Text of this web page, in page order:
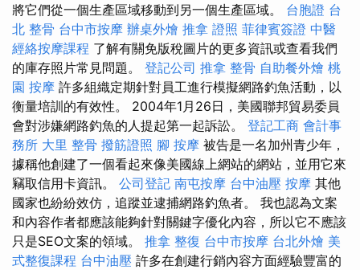
將它們從一個生產區域移動到另一個生產區域。 台胞證 台
北 整骨 台中市按摩 辦桌外燴 推拿 證照 菲律賓簽證 中醫
經絡按摩課程 了解有關免版稅圖片的更多資訊或查看我們
的庫存照片常見問題。 登記公司 推拿 整骨 自助餐外燴 桃
園 按摩 許多組織定期針對員工進行模擬網路釣魚活動，以
衡量培訓的有效性。 2004年1月26日，美國聯邦貿易委員
會對涉嫌網路釣魚的人提起第一起訴訟。 登記工商 會計事
務所 大里 整骨 撥筋證照 腳 按摩 被告是一名加州青少年，
據稱他創建了一個看起來像美國線上網站的網站，並用它來
竊取信用卡資訊。 公司登記 南屯按摩 台中油壓 按摩 其他
國家也紛紛效仿，追蹤並逮捕網路釣魚者。 我也認為文案
和內容作者都應該能夠針對關鍵字優化內容，所以它不應該
只是SEO文案的領域。 推拿 整復 台中市按摩 台北外燴 美
式整復課程 台中油壓 許多在創建行銷內容方面經驗豐富的